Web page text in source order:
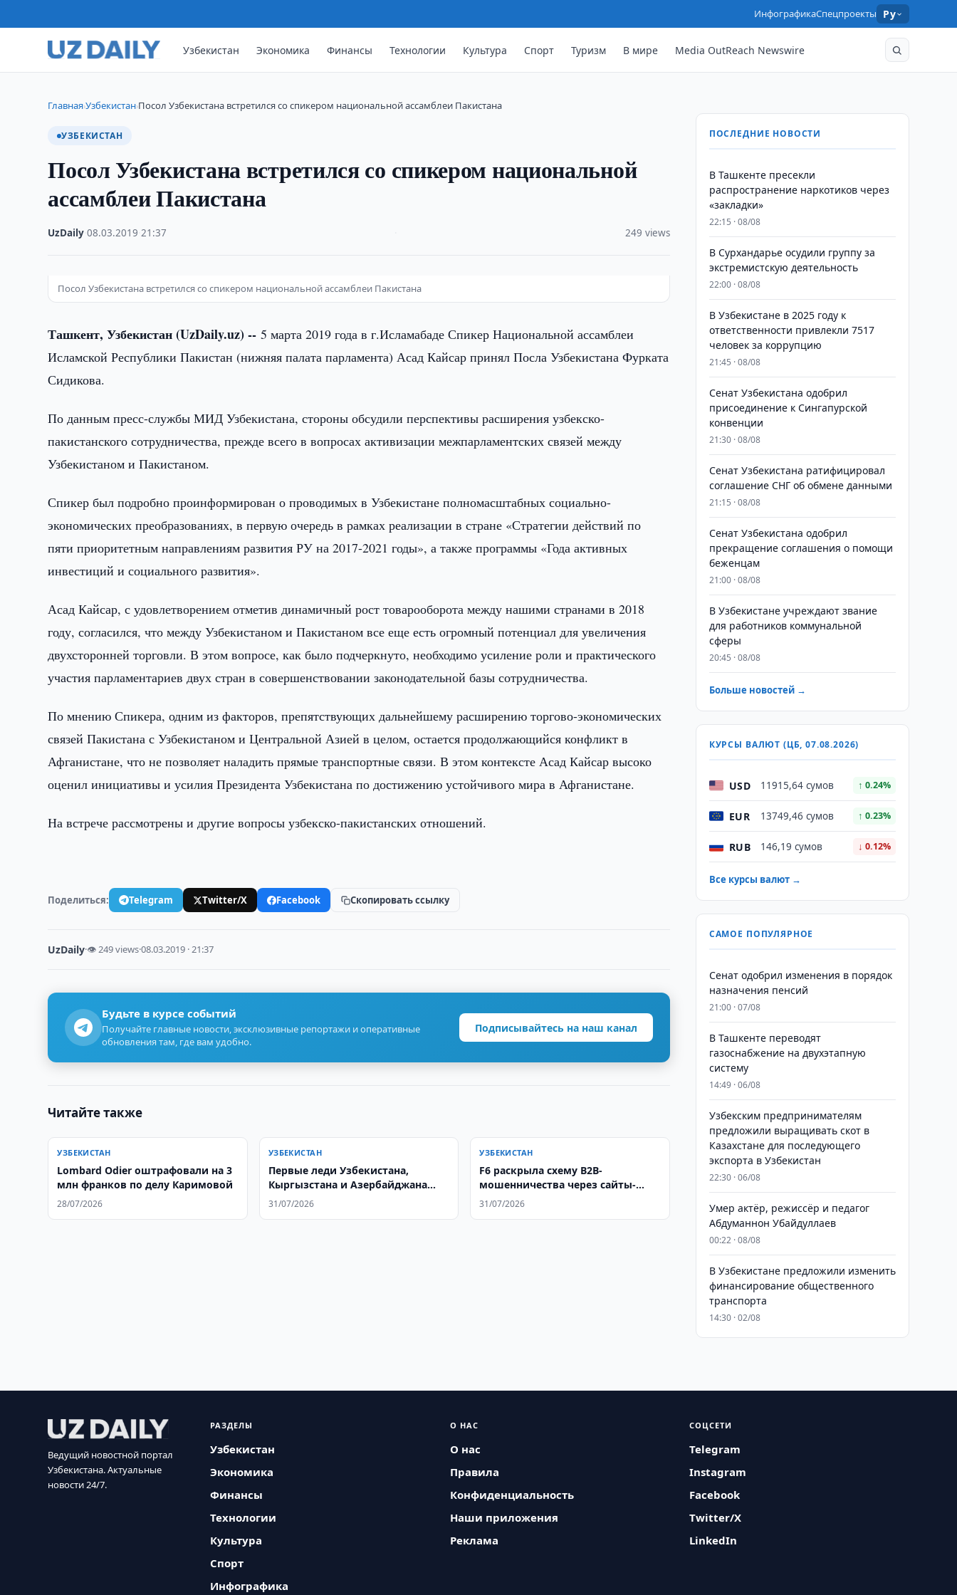
ИнфографикаСпецпроекты Ру
Узбекистан Экономика Финансы Технологии Культура Спорт Туризм В мире Media OutReach Newswire
Главная›Узбекистан›Посол Узбекистана встретился со спикером национальной ассамблеи Пакистана
УЗБЕКИСТАН
Посол Узбекистана встретился со спикером национальной
ассамблеи Пакистана
UzDaily ·08.03.2019 ·21:37 249 views
Посол Узбекистана встретился со спикером национальной ассамблеи Пакистана
Ташкент, Узбекистан (UzDaily.uz) --5 марта 2019 года в г.Исламабаде Спикер Национальной ассамблеи
Исламской Республики Пакистан (нижняя палата парламента) Асад Кайсар принял Посла Узбекистана Фурката
Сидикова.
По данным пресс-службы МИД Узбекистана, стороны обсудили перспективы расширения узбекско-
пакистанского сотрудничества, прежде всего в вопросах активизации межпарламентских связей между
Узбекистаном и Пакистаном.
Спикер был подробно проинформирован о проводимых в Узбекистане полномасштабных социально-
экономических преобразованиях, в первую очередь в рамках реализации в стране «Стратегии действий по
пяти приоритетным направлениям развития РУ на 2017-2021 годы», а также программы «Года активных
инвестиций и социального развития».
Асад Кайсар, с удовлетворением отметив динамичный рост товарооборота между нашими странами в 2018
году, согласился, что между Узбекистаном и Пакистаном все еще есть огромный потенциал для увеличения
двухсторонней торговли. В этом вопросе, как было подчеркнуто, необходимо усиление роли и практического
участия парламентариев двух стран в совершенствовании законодательной базы сотрудничества.
По мнению Спикера, одним из факторов, препятствующих дальнейшему расширению торгово-экономических
связей Пакистана с Узбекистаном и Центральной Азией в целом, остается продолжающийся конфликт в
Афганистане, что не позволяет наладить прямые транспортные связи. В этом контексте Асад Кайсар высоко
оценил инициативы и усилия Президента Узбекистана по достижению устойчивого мира в Афганистане.
На встрече рассмотрены и другие вопросы узбекско-пакистанских отношений.
Поделиться: Telegram Twitter/X Facebook Скопировать ссылку
UzDaily·👁 249 views·08.03.2019 · 21:37
Будьте в курсе событий
Получайте главные новости, эксклюзивные репортажи и оперативные
обновления там, где вам удобно.
Подписывайтесь на наш канал
Читайте также
УЗБЕКИСТАН
Lombard Odier оштрафовали на 3
млн франков по делу Каримовой
28/07/2026
УЗБЕКИСТАН
Первые леди Узбекистана,
Кыргызстана и Азербайджана
посетили центр «Алтын
31/07/2026
УЗБЕКИСТАН
F6 раскрыла схему B2B-
мошенничества через сайты-
двойники
31/07/2026
ПОСЛЕДНИЕ НОВОСТИ
В Ташкенте пресекли
распространение наркотиков через
«закладки»
22:15 · 08/08
В Сурхандарье осудили группу за
экстремистскую деятельность
22:00 · 08/08
В Узбекистане в 2025 году к
ответственности привлекли 7517
человек за коррупцию
21:45 · 08/08
Сенат Узбекистана одобрил
присоединение к Сингапурской
конвенции
21:30 · 08/08
Сенат Узбекистана ратифицировал
соглашение СНГ об обмене данными
21:15 · 08/08
Сенат Узбекистана одобрил
прекращение соглашения о помощи
беженцам
21:00 · 08/08
В Узбекистане учреждают звание
для работников коммунальной
сферы
20:45 · 08/08
Больше новостей →
КУРСЫ ВАЛЮТ (ЦБ, 07.08.2026)
USD 11915,64 сумов ↑ 0.24%
EUR 13749,46 сумов ↑ 0.23%
RUB 146,19 сумов ↓ 0.12%
Все курсы валют →
САМОЕ ПОПУЛЯРНОЕ
Сенат одобрил изменения в порядок
назначения пенсий
21:00 · 07/08
В Ташкенте переводят
газоснабжение на двухэтапную
систему
14:49 · 06/08
Узбекским предпринимателям
предложили выращивать скот в
Казахстане для последующего
экспорта в Узбекистан
22:30 · 06/08
Умер актёр, режиссёр и педагог
Абдуманнон Убайдуллаев
00:22 · 08/08
В Узбекистане предложили изменить
финансирование общественного
транспорта
14:30 · 02/08
Ведущий новостной портал
Узбекистана. Актуальные
новости 24/7.
РАЗДЕЛЫ
Узбекистан
Экономика
Финансы
Технологии
Культура
Спорт
Инфографика
О НАС
О нас
Правила
Конфиденциальность
Наши приложения
Реклама
СОЦСЕТИ
Telegram
Instagram
Facebook
Twitter/X
LinkedIn